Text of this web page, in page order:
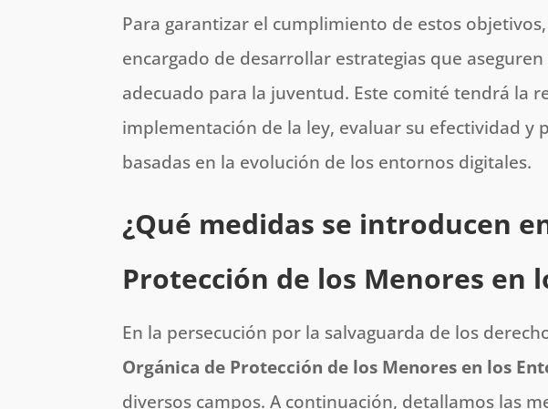
Para garantizar el cumplimiento de estos
encargado de desarrollar estrategias que
adecuado para la juventud. Este comité tendrá la
implementación de la ley, evaluar su efectividad y
basadas en la evolución de los entornos digitales.
¿Qué medidas se introducen
Protección de los Menores en
En la persecución por la salvaguarda de los
Orgánica de Protección de los Menores en los
diversos campos. A continuación, detallamos las